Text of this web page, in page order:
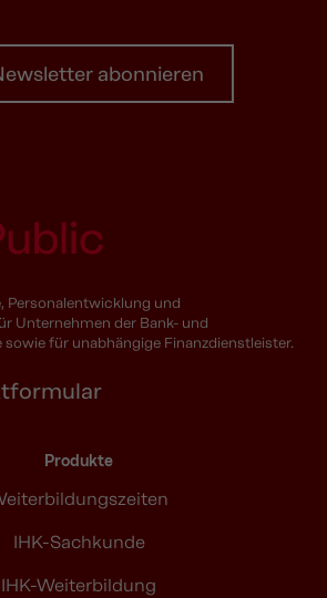
abonnieren
Personalentwicklung und
Unternehmen der Bank- und
für unabhängige Finanzdienstleister.
Produkte
IHK-Sachkunde
IHK-Weiterbildung